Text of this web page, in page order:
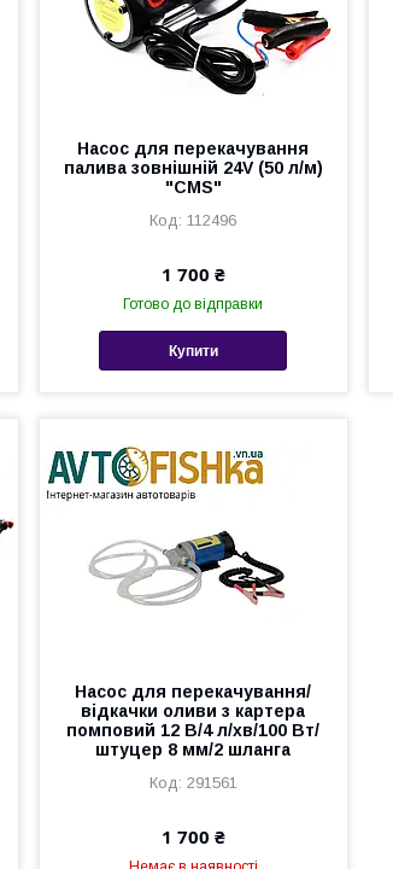
Насос для перекачування
палива зовнішній 24V (50 л/м)
"CMS"
112496
1 700 ₴
Готово до відправки
Купити
Насос для перекачування/
відкачки оливи з картера
помповий 12 В/4 л/хв/100 Вт/
штуцер 8 мм/2 шланга
291561
1 700 ₴